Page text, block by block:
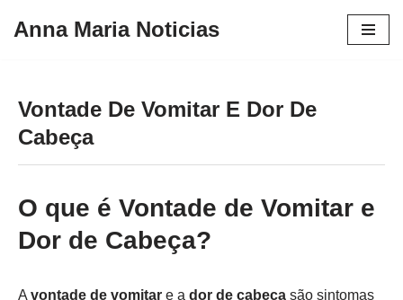
conteúdo
Anna Maria Noticias
Vontade De Vomitar E Dor De
Cabeça
O que é Vontade de Vomitar e
Dor de Cabeça?
A vontade de vomitar e a dor de cabeça são sintomas